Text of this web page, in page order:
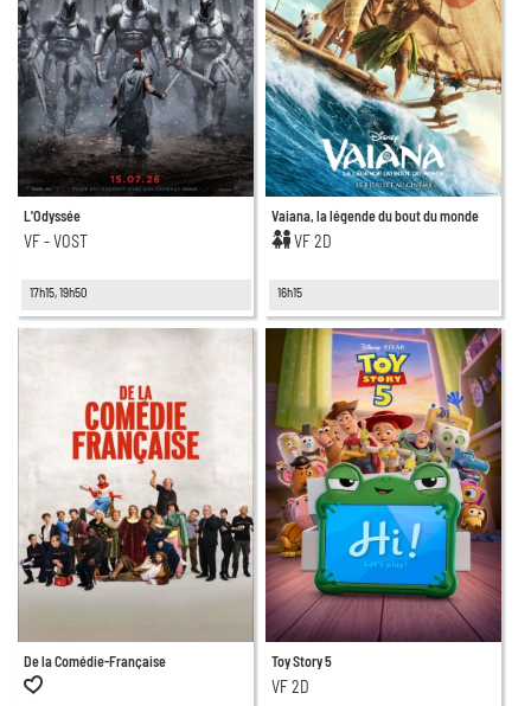
L'Odyssée
VF - VOST
17h15, 19h50
Vaiana, la légende du bout du monde
VF 2D
16h15
De la Comédie-Française Toy Story 5
VF 2D